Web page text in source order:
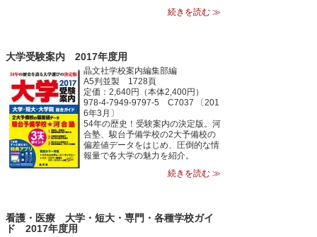
続きを読む ≫
大学受験案内 2017年度用
晶文社学校案内編集部編
A5判並製 1728頁
定価：2,640円（本体2,400円）
978-4-7949-9797-5 C7037 〔201
6年3月〕
54年の歴史！受験案内の決定版。河
合塾、駿台予備学校の2大予備校の
偏差値データをはじめ、圧倒的な情
報量で各大学の魅力を紹介。
続きを読む ≫
看護・医療 大学・短大・専門・各種学校ガイ
ド 2017年度用